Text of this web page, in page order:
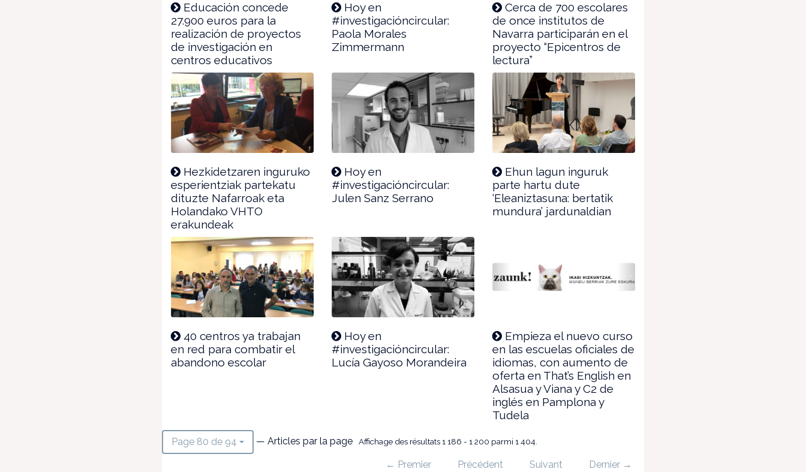
Educación concede
27.900 euros para la
realización de proyectos
de investigación en
centros educativos
Hoy en
#investigacióncircular:
Paola Morales
Zimmermann
Cerca de 700 escolares
de once institutos de
Navarra participarán en el
proyecto “Epicentros de
lectura”
Hezkidetzaren inguruko
esperientziak partekatu
dituzte Nafarroak eta
Holandako VHTO
erakundeak
Hoy en
#investigacióncircular:
Julen Sanz Serrano
Ehun lagun inguruk
parte hartu dute
‘Eleaniztasuna: bertatik
mundura’ jardunaldian
40 centros ya trabajan
en red para combatir el
abandono escolar
Hoy en
#investigacióncircular:
Lucía Gayoso Morandeira
Empieza el nuevo curso
en las escuelas oficiales de
idiomas, con aumento de
oferta en That’s English en
Alsasua y Viana y C2 de
inglés en Pamplona y
Tudela
Page 80 de 94 — Articles par la page Affichage des résultats 1 186 - 1 200 parmi 1 404.
← Premier Précédent Suivant Dernier →